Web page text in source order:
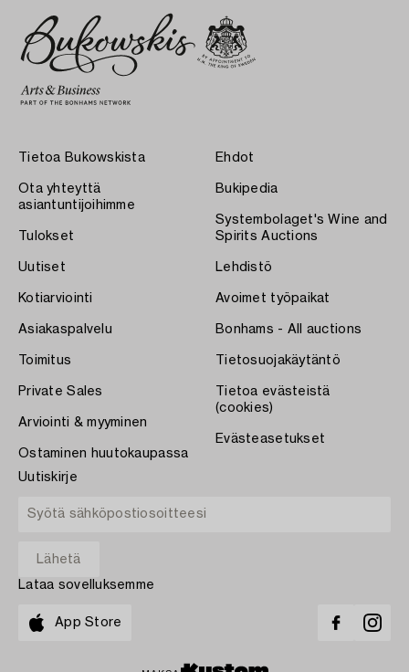
Tietoa Bukowskista
Ota yhteyttä
asiantuntijoihimme
Tulokset
Uutiset
Kotiarviointi
Asiakaspalvelu
Toimitus
Private Sales
Arviointi & myyminen
Ostaminen huutokaupassa
Ehdot
Bukipedia
Systembolaget's Wine and
Spirits Auctions
Lehdistö
Avoimet työpaikat
Bonhams - All auctions
Tietosuojakäytäntö
Tietoa evästeistä
(cookies)
Evästeasetukset
Uutiskirje
Lataa sovelluksemme
App Store